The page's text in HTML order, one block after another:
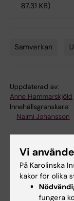
87.31 KB)
Samverkan
Uppdaterad av:
Anne Hammarskjöld
Innehållsgranskare:
Naimi Johansson
Dela
Relaterade
Vi
På Karolinska
kakor för olika
fungera